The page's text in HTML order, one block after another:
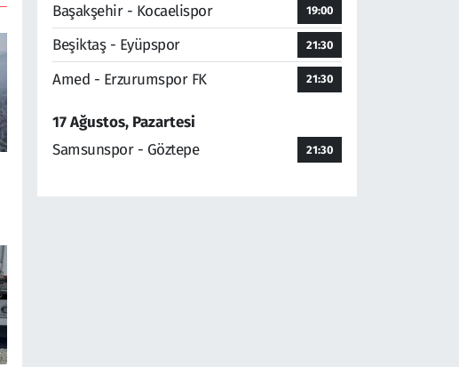
Başakşehir - Kocaelispor
19:00
Beşiktaş - Eyüpspor 21:30
Amed - Erzurumspor FK 21:30
17 Ağustos, Pazartesi
Samsunspor - Göztepe
21:30